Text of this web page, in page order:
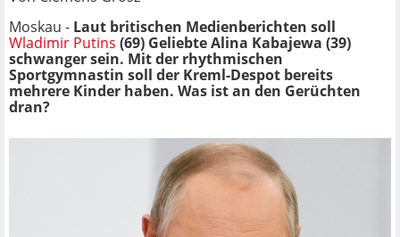
Moskau - Laut britischen Medienberichten soll
Wladimir Putins (69) Geliebte Alina Kabajewa (39)
schwanger sein. Mit der rhythmischen
Sportgymnastin soll der Kreml-Despot bereits
mehrere Kinder haben. Was ist an den Gerüchten
dran?